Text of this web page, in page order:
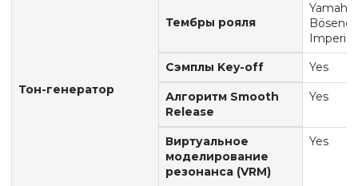
Тон-генератор
Тембры рояля
Yamaha
Imperial
Сэмплы Key-off
Yes
Алгоритм Smooth
Release
Yes
Виртуальное
моделирование
резонанса (VRM)
Yes